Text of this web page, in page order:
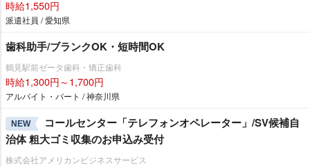
時給1,550円
派遣社員 / 愛知県
歯科助手/ブランクOK・短時間OK
鶴見駅前ゼータ歯科・矯正歯科
時給1,300円～1,700円
アルバイト・パート / 神奈川県
NEW
コールセンター「テレフォンオペレーター」/SV候補自
治体 粗大ゴミ収集のお申込み受付
株式会社アメリカンビジネスサービス